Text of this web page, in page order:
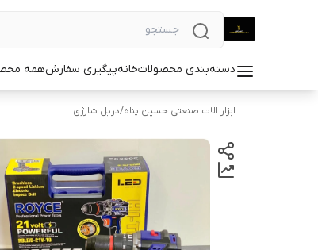
دسته‌بندی محصولاتخانهپیگیری سفارشهمه
ابزار الات صنعتی حسین پناه/دریل شارژی